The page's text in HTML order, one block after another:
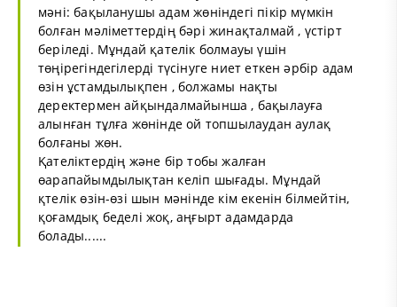
мәні: бақыланушы адам жөніндегі пікір мүмкін
болған мәліметтердің бәрі жинақталмай , үстірт
беріледі. Мұндай қателік болмауы үшін
төңірегіндегілерді түсінуге ниет еткен әрбір адам
өзін ұстамдылықпен , болжамы нақты
деректермен айқындалмайынша , бақылауға
алынған тұлға жөнінде ой топшылаудан аулақ
болғаны жөн.
Қателіктердің және бір тобы жалған
өарапайымдылықтан келіп шығады. Мұндай
қтелік өзін-өзі шын мәнінде кім екенін білмейтін,
қоғамдық беделі жоқ, аңғырт адамдарда
болады......